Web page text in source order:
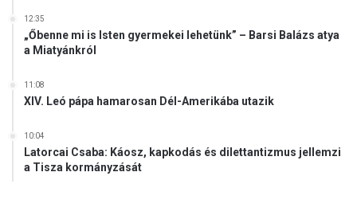
12:35
„Őbenne mi is Isten gyermekei lehetünk” – Barsi Balázs atya
a Miatyánkról
11:08
XIV. Leó pápa hamarosan Dél-Amerikába utazik
10:04
Latorcai Csaba: Káosz, kapkodás és dilettantizmus jellemzi
a Tisza kormányzását